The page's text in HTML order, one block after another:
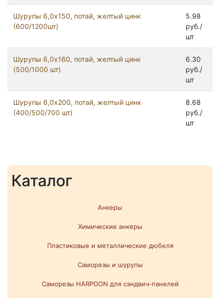
Каталог
Анкеры
Химические анкеры
Пластиковые и металлические дюбеля
Саморезы и шурупы
Саморезы HARPOON для сэндвич-панелей
Шурупы 6,0х150, потай, желтый цинк
(600/1200шт)
5.98
руб./
шт
Шурупы 6,0х160, потай, желтый цинк
(500/1000 шт)
6.30
руб./
шт
Шурупы 6,0х200, потай, желтый цинк
(400/500/700 шт)
8.68
руб./
шт